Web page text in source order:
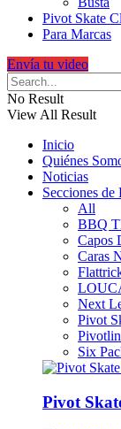
Pivot Skate
Para Marcas
Envía tu video
No Result
View All Result
Inicio
Quiénes
Noticias
Secciones de
All
BBQ
Capos
Caras
Next
Pivot
Six
Pivot